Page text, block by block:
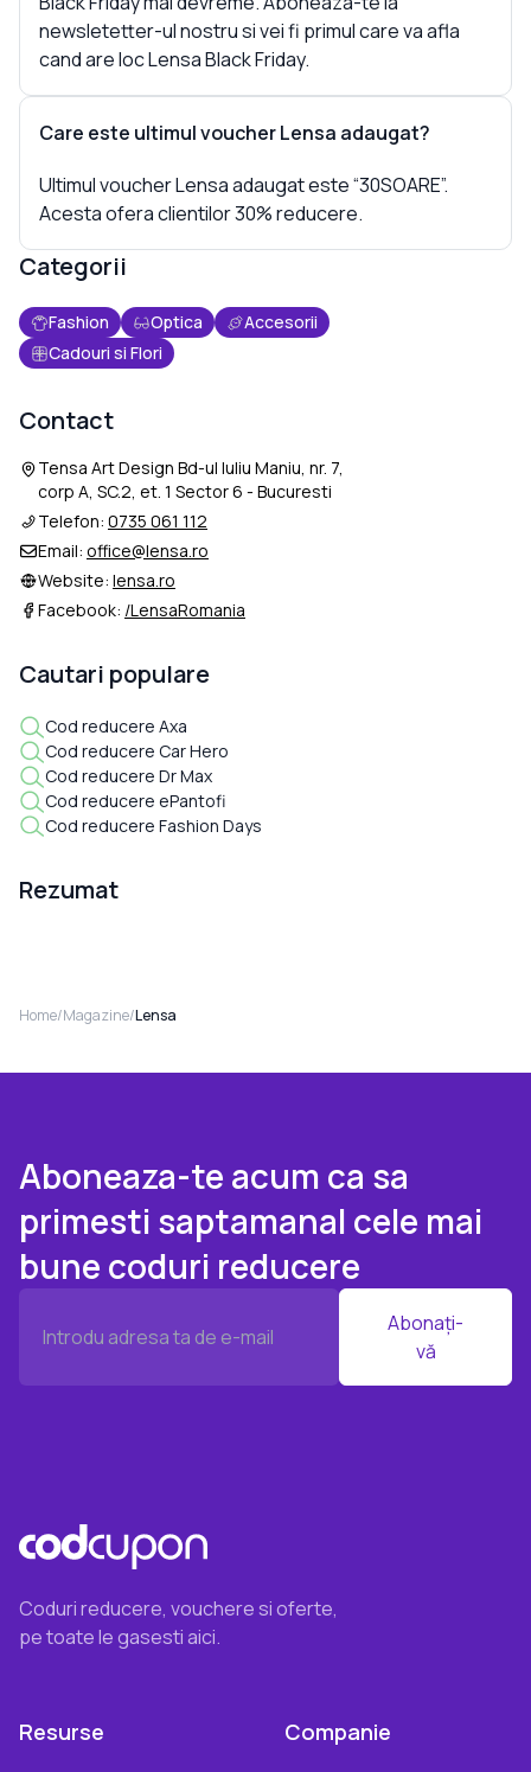
newsletetter-ul nostru si vei fi primul care va afla
cand are loc Lensa Black Friday.
Care este ultimul voucher Lensa adaugat?
Ultimul voucher Lensa adaugat este “30SOARE”.
Acesta ofera clientilor 30% reducere.
Categorii
Fashion Optica
Accesorii
Cadouri si Flori
Contact
Tensa Art Design Bd-ul Iuliu Maniu, nr. 7,
corp A, SC.2, et. 1 Sector 6 - Bucuresti
Telefon: 0735 061 112
Email: office@lensa.ro
Website: lensa.ro
Facebook: /LensaRomania
Cautari populare
Cod reducere Axa
Cod reducere Car Hero
Cod reducere Dr Max
Cod reducere ePantofi
Cod reducere Fashion Days
Rezumat
Home/Magazine/Lensa
Aboneaza-te acum ca sa
primesti saptamanal cele mai
bune coduri reducere
Abonați-
vă
Coduri reducere, vouchere si oferte,
pe toate le gasesti aici.
Resurse Companie